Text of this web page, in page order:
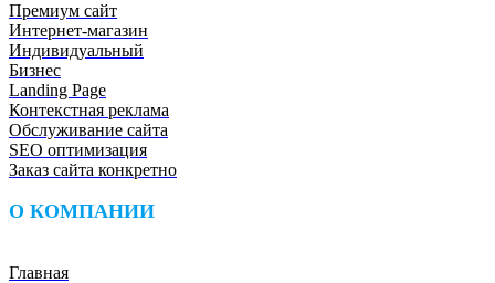
Премиум сайт
Интернет-магазин
Индивидуальный
Бизнес
Landing Page
Контекстная реклама
Обслуживание сайта
SEO оптимизация
Заказ сайта конкретно
О КОМПАНИИ
Главная